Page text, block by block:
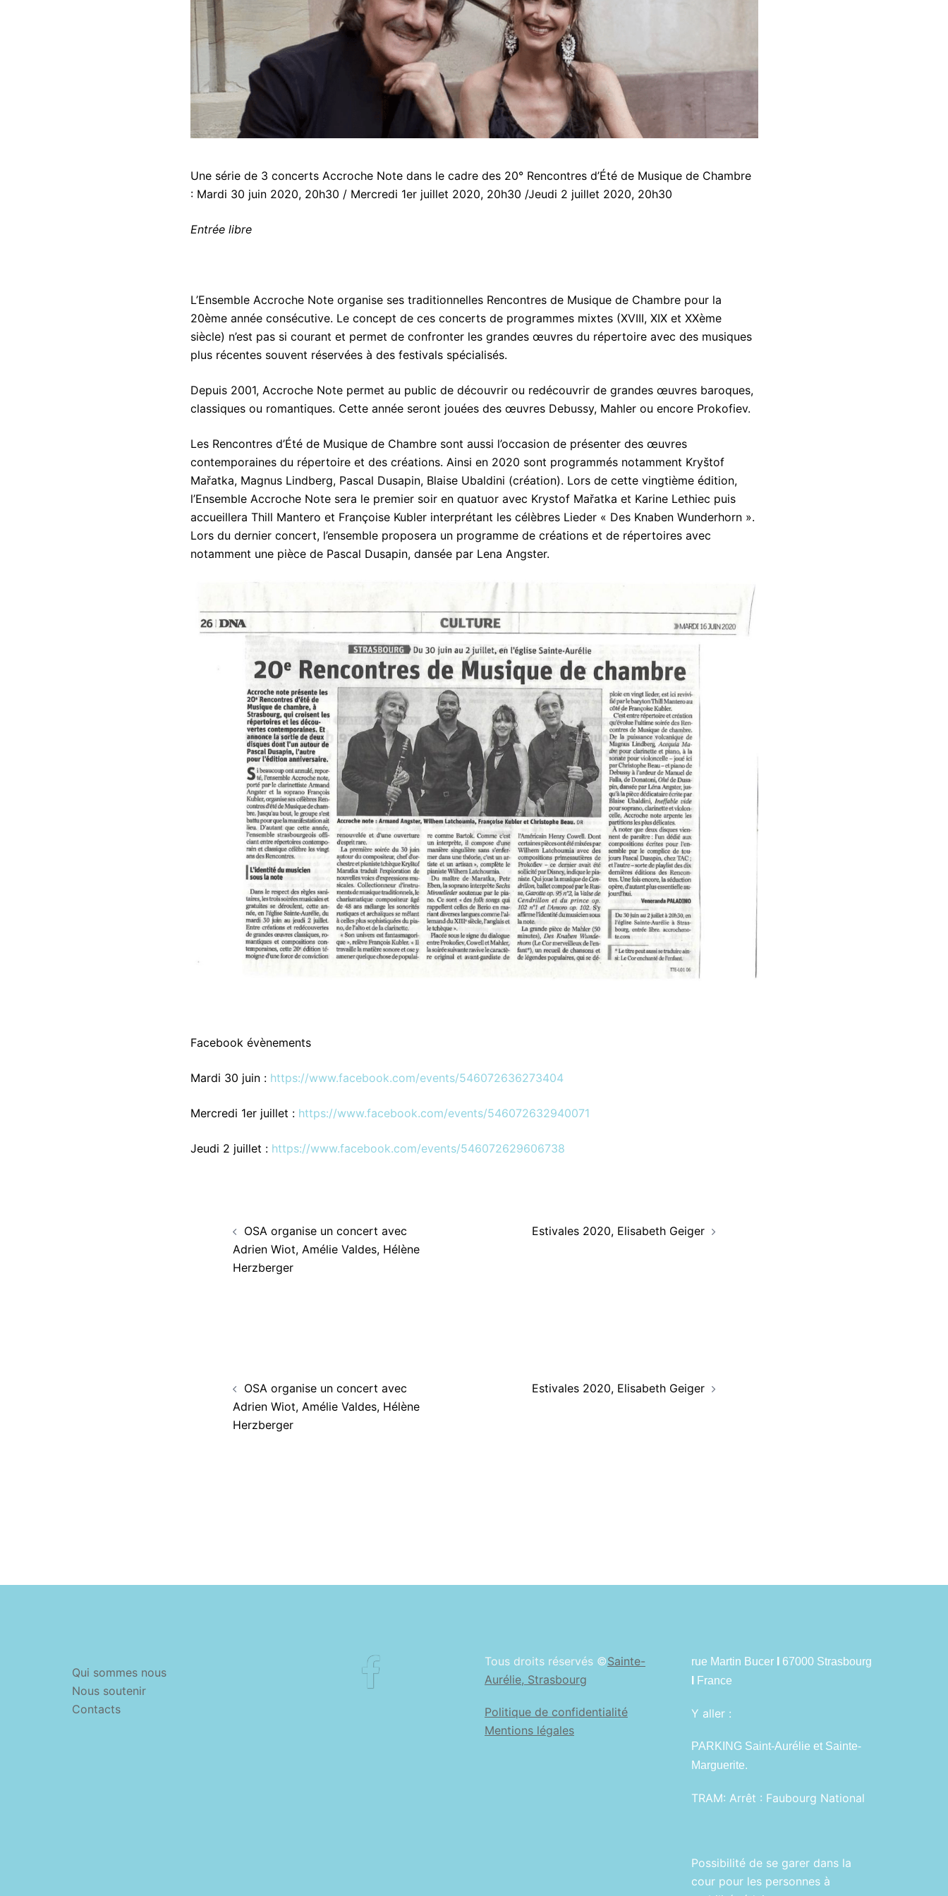
Une série de 3 concerts Accroche Note dans le cadre des 20° Rencontres d’Été de Musique de Chambre
: Mardi 30 juin 2020, 20h30 / Mercredi 1er juillet 2020, 20h30 /Jeudi 2 juillet 2020, 20h30
Entrée libre
L’Ensemble Accroche Note organise ses traditionnelles Rencontres de Musique de Chambre pour la
20ème année consécutive. Le concept de ces concerts de programmes mixtes (XVIII, XIX et XXème
siècle) n’est pas si courant et permet de confronter les grandes œuvres du répertoire avec des musiques
plus récentes souvent réservées à des festivals spécialisés.
Depuis 2001, Accroche Note permet au public de découvrir ou redécouvrir de grandes œuvres baroques,
classiques ou romantiques. Cette année seront jouées des œuvres Debussy, Mahler ou encore Prokofiev.
Les Rencontres d’Été de Musique de Chambre sont aussi l’occasion de présenter des œuvres
contemporaines du répertoire et des créations. Ainsi en 2020 sont programmés notamment Kryštof
Mařatka, Magnus Lindberg, Pascal Dusapin, Blaise Ubaldini (création). Lors de cette vingtième édition,
l’Ensemble Accroche Note sera le premier soir en quatuor avec Krystof Mařatka et Karine Lethiec puis
accueillera Thill Mantero et Françoise Kubler interprétant les célèbres Lieder « Des Knaben Wunderhorn ».
Lors du dernier concert, l’ensemble proposera un programme de créations et de répertoires avec
notamment une pièce de Pascal Dusapin, dansée par Lena Angster.
Facebook évènements
Mardi 30 juin : https://www.facebook.com/events/546072636273404
Mercredi 1er juillet : https://www.facebook.com/events/546072632940071
Jeudi 2 juillet : https://www.facebook.com/events/546072629606738
Navigation
d’article
OSA organise un concert avec
Adrien Wiot, Amélie Valdes, Hélène
Herzberger
Estivales 2020, Elisabeth Geiger
Navigation
d’article
OSA organise un concert avec
Adrien Wiot, Amélie Valdes, Hélène
Herzberger
Estivales 2020, Elisabeth Geiger
Qui sommes nous
Nous soutenir
Contacts
Tous droits réservés ©Sainte-
Aurélie, Strasbourg
Politique de confidentialité
Mentions légales
rue Martin Bucer
67000 Strasbourg
France
Y aller :
PARKING Saint-Aurélie et Sainte-
Marguerite.
TRAM: Arrêt : Faubourg National
Possibilité de se garer dans la
cour pour les personnes à